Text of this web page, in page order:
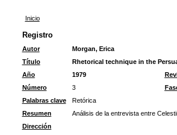
Inicio
Registro
Autor
Morgan, Erica
Título
Rhetorical technique in the
Año
1979
Número
3
Palabras clave
Retórica
Resumen
Análisis de la entrevista entre
Dirección